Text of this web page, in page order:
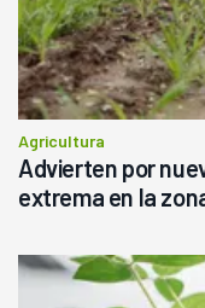
Agricultura
Advierten por
extrema en la